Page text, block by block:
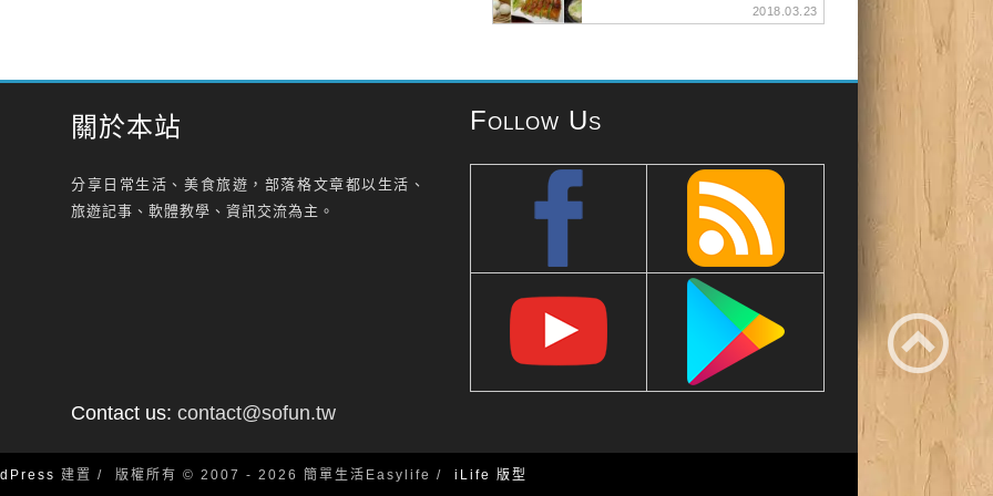
2018.03.23
關於本站
分享日常生活、美食旅遊，部落格文章都以生活、
旅遊記事、軟體教學、資訊交流為主。
Contact us: contact@sofun.tw
Follow Us
建置 版權所有 © 2007 - 2026 簡單生活Easylife iLife 版型